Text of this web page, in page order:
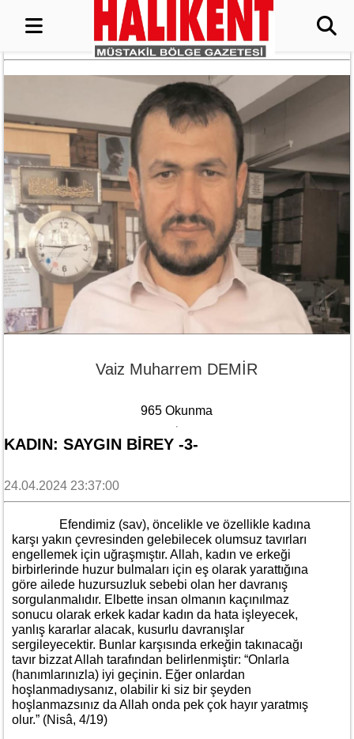
Vaiz Muharrem DEMİR
965 Okunma
KADIN: SAYGIN BIREY -3-
24.04.2024 23:37:00
Efendimiz (sav), öncelikle ve özellikle kadına
karşı yakın çevresinden gelebilecek olumsuz tavırları
engellemek için uğraşmıştır. Allah, kadın ve erkeği
birbirlerinde huzur bulmaları için eş olarak yarattığına
göre ailede huzursuzluk sebebi olan her davranış
sorgulanmalıdır. Elbette insan olmanın kaçınılmaz
sonucu olarak erkek kadar kadın da hata işleyecek,
yanlış kararlar alacak, kusurlu davranışlar
sergileyecektir. Bunlar karşısında erkeğin takınacağı
tavır bizzat Allah tarafından belirlenmiştir: “Onlarla
(hanımlarınızla) iyi geçinin. Eğer onlardan
hoşlanmadıysanız, olabilir ki siz bir şeyden
hoşlanmazsınız da Allah onda pek çok hayır yaratmış
olur.” (Nisâ, 4/19)